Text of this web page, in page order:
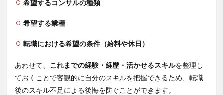
希望するコンサルの種類
希望する業種
転職における希望の条件（給料や休日）
あわせて、 これまでの経験・経歴・活かせるスキルを整理し
ておくことで客観的に自分のスキルを把握できるため、転職
後のスキル不足による後悔を防ぐことができます。